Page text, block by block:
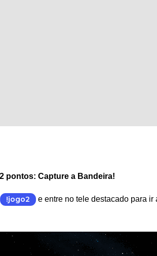
pontos: Capture a Bandeira!
!jogo2
e entre no tele destacado para ir